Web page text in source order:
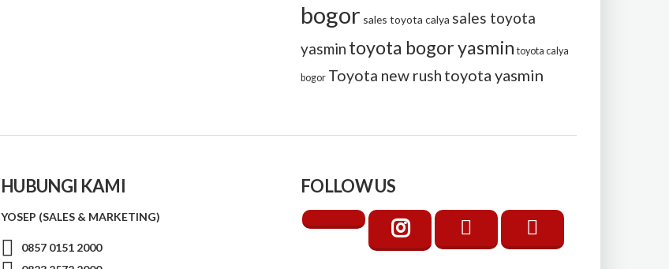
bogor sales toyota calya sales toyota
yasmin toyota bogor yasmin toyota calya
bogor Toyota new rush toyota yasmin
HUBUNGI KAMI
YOSEP (SALES & MARKETING)
0857 0151 2000
FOLLOW US